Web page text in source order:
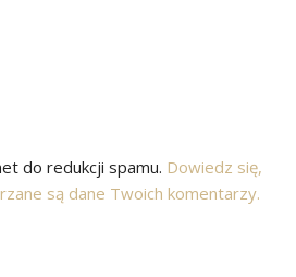
do redukcji spamu. Dowiedz się,
są dane Twoich komentarzy.